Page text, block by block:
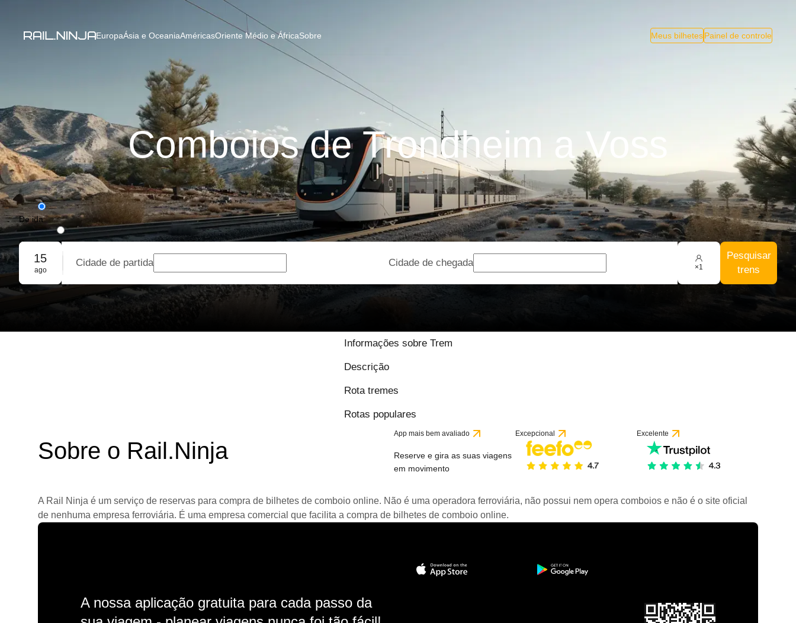
EuropaÁsia e OceaniaAméricasOriente Médio e ÁfricaSobre Meus bilhetesPainel de controle
Comboios de Trondheim a Voss
De ida
De ida e volta
Reserva em grupo
15
ago
Cidade de partida Cidade de chegada ×1
Pesquisar
trens
Informações sobre Trem
Descrição
Rota tremes
Rotas populares
Sobre o Rail.Ninja
App mais bem avaliado
Reserve e gira as suas viagens
em movimento
Excepcional Excelente
A Rail Ninja é um serviço de reservas para compra de bilhetes de comboio online. Não é uma operadora ferroviária, não possui nem opera comboios e não é o site oficial
de nenhuma empresa ferroviária. É uma empresa comercial que facilita a compra de bilhetes de comboio online.
A nossa aplicação gratuita para cada passo da